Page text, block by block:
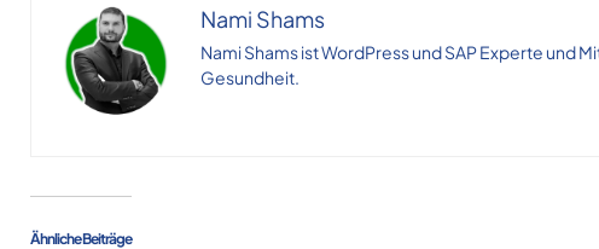
Nami Shams
Nami Shams ist WordPress und SAP Experte und
Gesundheit.
Ähnliche Beiträge